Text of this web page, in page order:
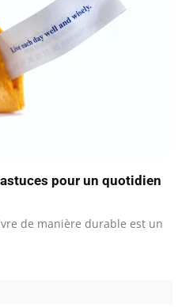
pour un quotidien
de manière durable est un